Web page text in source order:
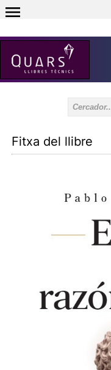
Inici sessió
Fitxa del llibre